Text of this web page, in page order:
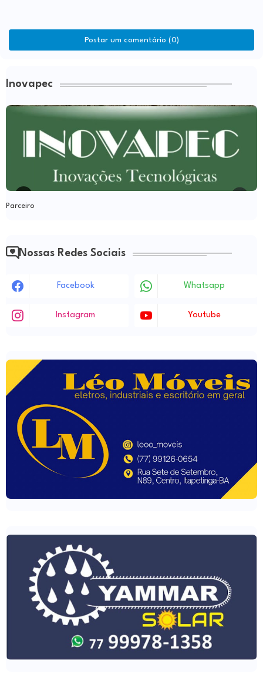
Postar um comentário (0)
Inovapec
Parceiro
Nossas Redes Sociais
Facebook Whatsapp
Instagram Youtube